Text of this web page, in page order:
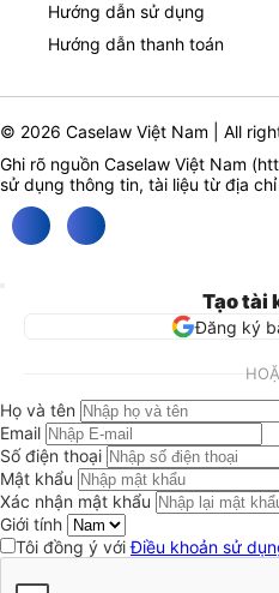
Hướng dẫn sử dụng
Hướng dẫn thanh toán
© 2026 Caselaw Việt Nam | All
Ghi rõ nguồn Caselaw Việt Nam (
sử dụng thông tin, tài liệu từ địa chỉ
Tạo tài
Đăng ký
Họ và tên
Email
Số điện thoại
Mật khẩu
Xác nhận mật khẩu
Giới tính
Tôi đồng ý vớiĐiều khoản sử